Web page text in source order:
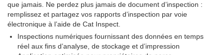
que jamais. Ne perdez plus jamais de document d’inspection :
remplissez et partagez vos rapports d’inspection par voie
électronique à l’aide de Cat Inspect.
Inspections numériques fournissant des données en temps
réel aux fins d’analyse, de stockage et d’impression